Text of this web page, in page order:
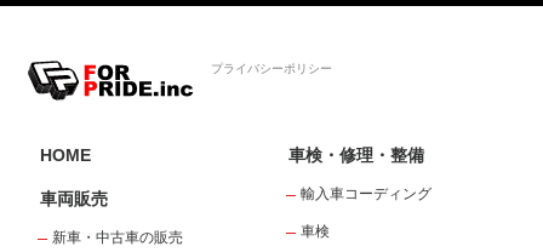
プライバシーポリシー
HOME
車両販売
新車・中古車の販売
車検・修理・整備
輸入車コーディング
車検